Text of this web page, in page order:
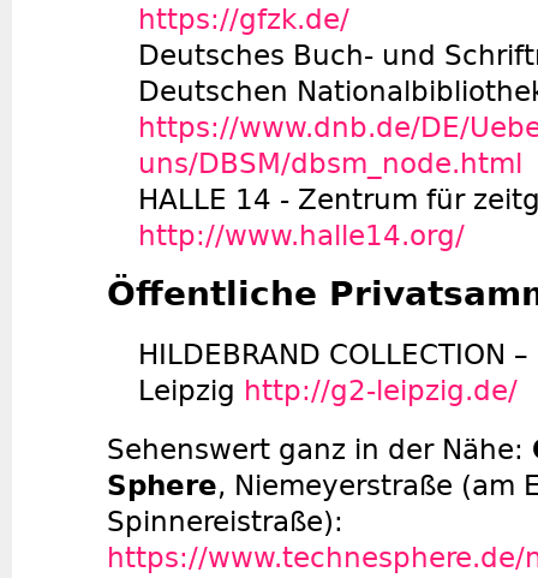
https://gfzk.de/
Deutsches Buch- und
Deutschen
https://www.dnb.de/DE/
uns/DBSM/dbsm_node.html
HALLE 14 - Zentrum für
http://www.halle14.org/
Öffentliche
HILDEBRAND COLLECTION
Leipzig http://g2-leipzig.de/
Sehenswert ganz in der Nähe:
Sphere, Niemeyerstraße (am
Spinnereistraße):
https://www.technesphere.de/